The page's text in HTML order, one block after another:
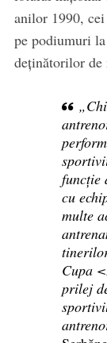
anilor 1990,
pe podiumuri
deținătorilor de
funcție
cu
multe
Cupa <
prilej